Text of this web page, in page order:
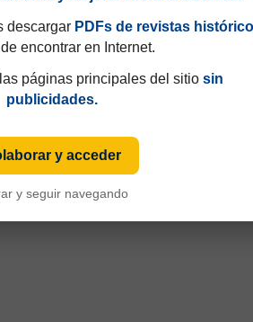
descargar PDFs de revistas
encontrar en Internet.
páginas principales del sitio sin
publicidades.
y acceder
y seguir navegando